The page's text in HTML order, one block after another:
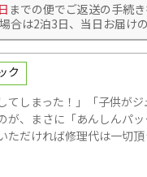
までの便でご返送の手続き
合は2泊3日、当日お届け
てしまった！」「子供が
が、まさに「あんしんパ
ただければ修理代は一切頂